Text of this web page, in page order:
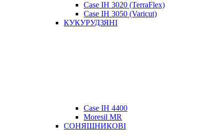
Case IH 3020 (TerraFlex)
Case IH 3050 (Varicut)
КУКУРУДЗЯНІ
Case IH 4400
Moresil MR
СОНЯШНИКОВІ